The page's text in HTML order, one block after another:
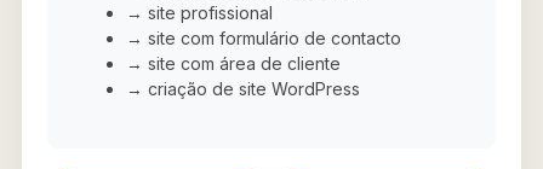
→ site profissional
→ site com formulário de contacto
→ site com área de cliente
→ criação de site WordPress